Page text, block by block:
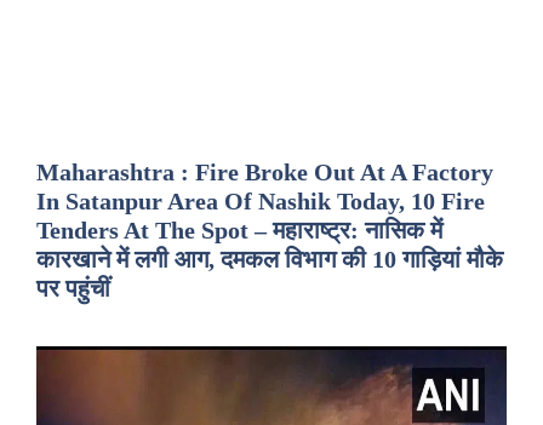
Maharashtra : Fire Broke Out At A Factory
In Satanpur Area Of Nashik Today, 10 Fire
Tenders At The Spot – महाराष्ट्र: नासिक में
कारखाने में लगी आग, दमकल विभाग की 10 गाड़ियां मौके
पर पहुंचीं